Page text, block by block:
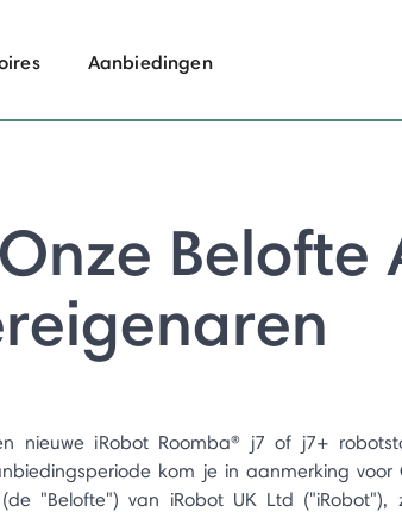
Aanbiedingen
Belofte
nieuwe iRobot Roomba® j7 of j7+
kom je in aanmerking voor
"Belofte") van iRobot UK Ltd ("iRobot"),